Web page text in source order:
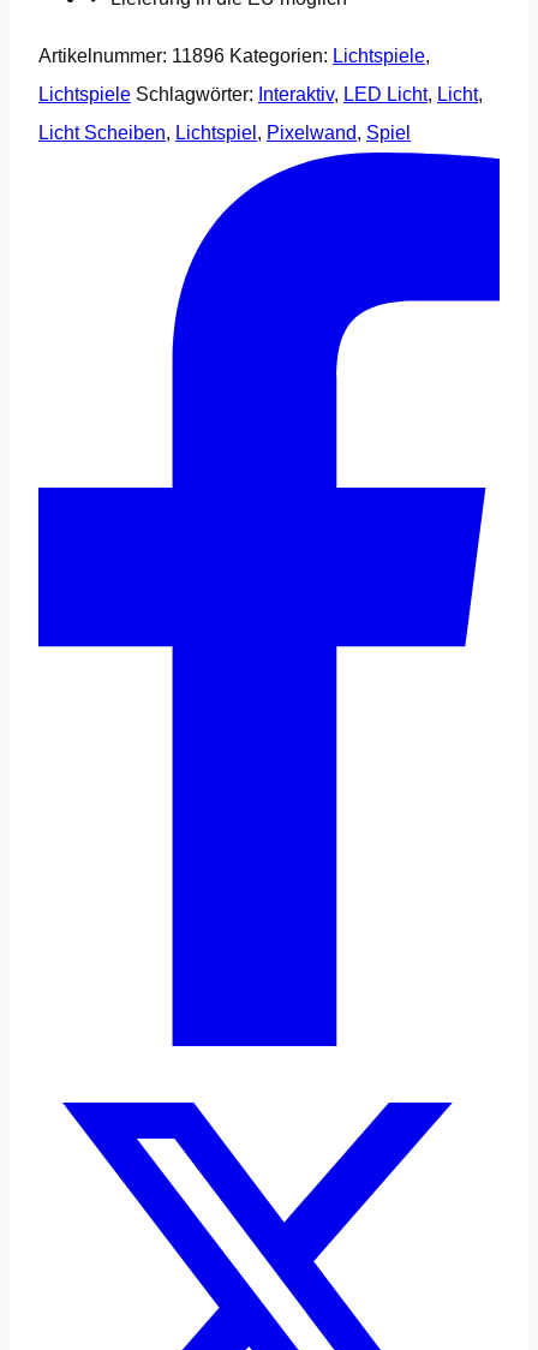
Artikelnummer: 11896 Kategorien: Lichtspiele,
Lichtspiele Schlagwörter: Interaktiv, LED Licht, Licht,
Licht Scheiben, Lichtspiel , Pixelwand, Spiel